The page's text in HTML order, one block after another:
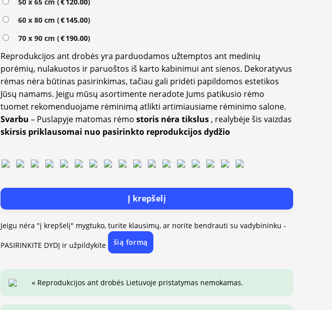
60 x 80 cm (€145.00)
70 x 90 cm (€190.00)
Reprodukcijos ant drobės yra parduodamos užtemptos ant medinių
porėmių, nulakuotos ir paruoštos iš karto kabinimui ant sienos. Dekoratyvus
rėmas nėra būtinas pasirinkimas, tačiau gali pridėti papildomos estetikos
Jūsų namams. Jeigu mūsų asortimente neradote Jums patikusio rėmo
tuomet rekomenduojame rėminimą atlikti artimiausiame rėminimo salone.
Svarbu – Puslapyje matomas rėmo storis nėra tikslus , realybėje šis vaizdas
skirsis priklausomai nuo pasirinkto reprodukcijos dydžio
Į krepšelį
Jeigu nėra "į krepšelį" mygtuko, turite klausimų, ar norite bendrauti su vadybininku -
PASIRINKITE DYDĮ ir užpildykite šią formą
« Reprodukcijos ant drobės Lietuvoje pristatymas nemokamas.